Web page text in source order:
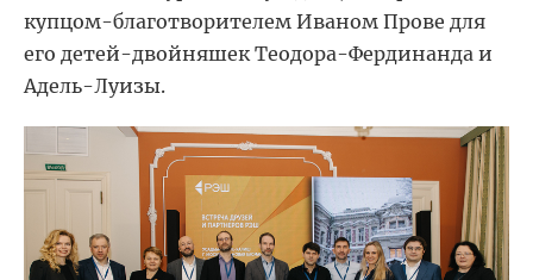
купцом-благотворителем Иваном Прове для
его детей-двойняшек Теодора-Фердинанда и
Адель-Луизы.